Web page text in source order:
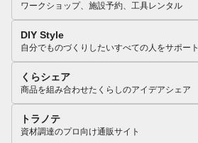
ワークショップ、施設予約、工具レンタル
DIY Style
自分でものづくりしたいすべての人をサポート
くらシェア
商品を組み合わせたくらしのアイデアシェア
トラノテ
資材調達のプロ向け通販サイト